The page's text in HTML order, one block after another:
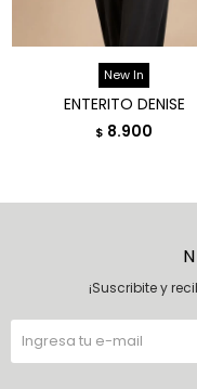
New In
ENTERITO DENISE
$ 8.900
¡Suscribite y